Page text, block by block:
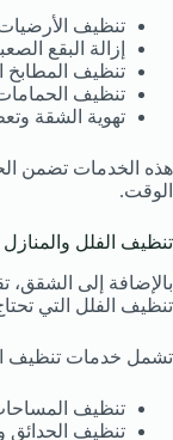
تنظيف
إزالة البقع
تنظيف المطابخ
تنظيف
تهوية الشقة
هذه الخدمات تضمن
الوقت.
تنظيف الفلل والمنازل
بالإضافة إلى الشقق،
تنظيف الفلل التي
تشمل خدمات تنظيف
تنظيف
تنظيف الحدائق